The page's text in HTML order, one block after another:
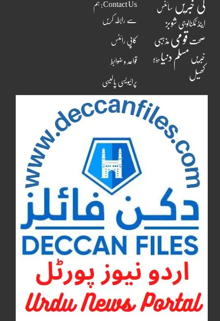
کی خبریں سائنس
اینڈ ٹکنالوجی شوبز
صحت قومی مذہبی
خبریں مسلم دنیا ویڈیو
کھیل
Contact Us: ہم
سے رابطہ کریں
کاپی رائٹس
قواعد و ضوابط
پرائیویسی پالیسی